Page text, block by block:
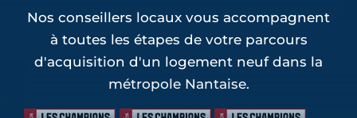
Nos conseillers locaux vous accompagnent
à toutes les étapes de votre parcours
d'acquisition d'un logement neuf dans la
métropole Nantaise.